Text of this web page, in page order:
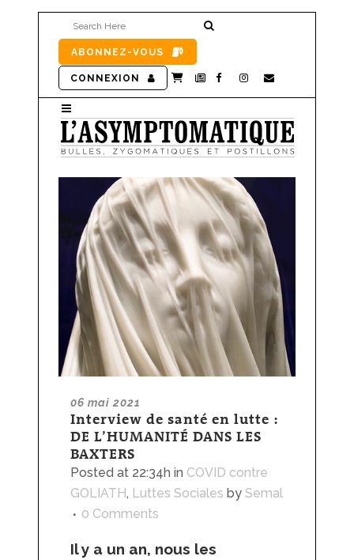
ABONNEZ-VOUS
CONNEXION
06 mai 2021
Interview de santé en lutte :
DE L’HUMANITÉ DANS LES
BAXTERS
Posted at 22:34h in COVID contre
GOLIATH, Luttes Sociales by Semal
0 Comments
Il y a un an, nous les